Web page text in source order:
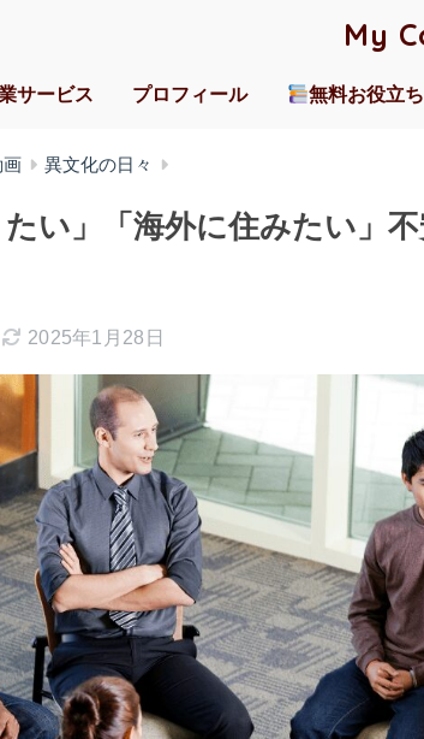
My
サービス プロフィール 無料お役立
画 異文化の日々
たい」「海外に住みたい」
2025年1月28日